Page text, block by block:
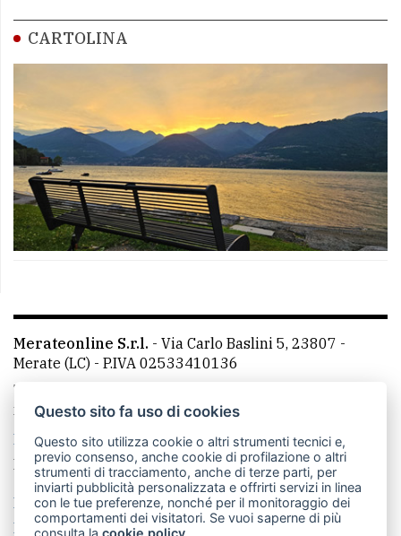
CARTOLINA
Merateonline S.r.l. - Via Carlo Baslini 5, 23807 -
Merate (LC) - P.IVA 02533410136
Telefono:
mail: redazione@leccoonline.com
La redazione
MerateOnline CasateOnline
RSS
Made by VIP
Privacy policy
Cookie policy
Rivedi le tue scelte sui cookie
Questo sito fa uso di cookies
Questo sito utilizza cookie o altri strumenti tecnici e,
previo consenso, anche cookie di profilazione o altri
strumenti di tracciamento, anche di terze parti, per
inviarti pubblicità personalizzata e offrirti servizi in linea
con le tue preferenze, nonché per il monitoraggio dei
comportamenti dei visitatori. Se vuoi saperne di più